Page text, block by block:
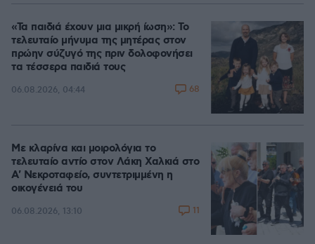
«Τα παιδιά έχουν μια μικρή ίωση»: Το
τελευταίο μήνυμα της μητέρας στον
πρώην σύζυγό της πριν δολοφονήσει
τα τέσσερα παιδιά τους
06.08.2026, 04:44 68
Με κλαρίνα και μοιρολόγια το
τελευταίο αντίο στον Λάκη Χαλκιά στο
A' Νεκροταφείο, συντετριμμένη η
οικογένειά του
06.08.2026, 13:10 11